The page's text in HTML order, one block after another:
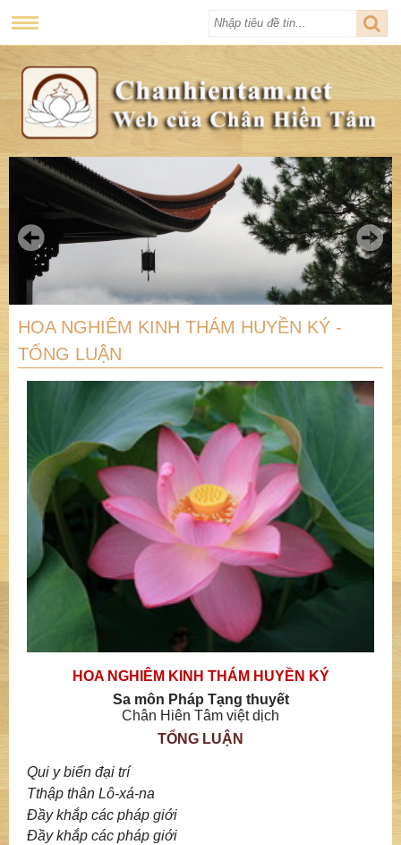
HOA NGHIÊM KINH THÁM HUYỀN KÝ -
TỔNG LUẬN
HOA NGHIÊM KINH THÁM HUYỀN KÝ
Sa môn Pháp Tạng thuyết
Chân Hiên Tâm việt dịch
TỔNG LUẬN
Qui y biển đại trí
Tthập thân Lô-xá-na
Đầy khắp các pháp giới
Đầy khắp các pháp giới